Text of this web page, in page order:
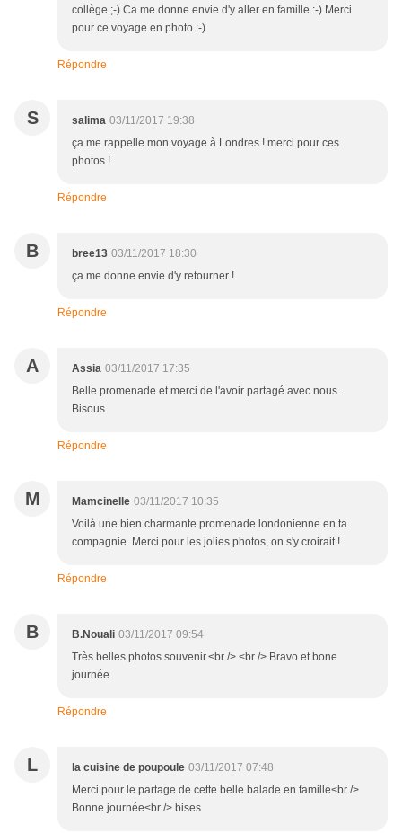
collège ;-) Ca me donne envie d'y aller en famille :-) Merci
pour ce voyage en photo :-)
Répondre
S salima 03/11/2017 19:38
ça me rappelle mon voyage à Londres ! merci pour ces
photos !
Répondre
B bree13 03/11/2017 18:30
ça me donne envie d'y retourner !
Répondre
A Assia 03/11/2017 17:35
Belle promenade et merci de l'avoir partagé avec nous.
Bisous
Répondre
M Mamcinelle 03/11/2017 10:35
Voilà une bien charmante promenade londonienne en ta
compagnie. Merci pour les jolies photos, on s'y croirait !
Répondre
B B.Nouali 03/11/2017 09:54
Très belles photos souvenir.<br /> <br /> Bravo et bone
journée
Répondre
L la cuisine de poupoule 03/11/2017 07:48
Merci pour le partage de cette belle balade en famille<br />
Bonne journée<br /> bises